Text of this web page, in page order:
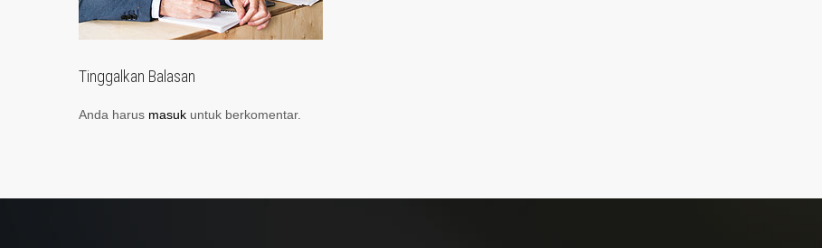
Tinggalkan Balasan
Anda harus masuk untuk berkomentar.